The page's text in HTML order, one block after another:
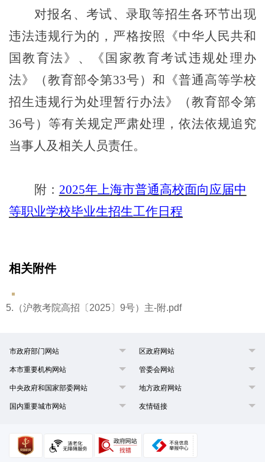
对报名、考试、录取等招生各环节出现
违法违规行为的，严格按照《中华人民共和
国教育法》、《国家教育考试违规处理办
法》（教育部令第33号）和《普通高等学校
招生违规行为处理暂行办法》（教育部令第
36号）等有关规定严肃处理，依法依规追究
当事人及相关人员责任。
附： 2025年上海市普通高校面向应届中
等职业学校毕业生招生工作日程
相关附件
5.（沪教考院高招〔2025〕9号）主-附.pdf
市政府部门网站 区政府网站
本市重要机构网站 管委会网站
中央政府和国家部委网站 地方政府网站
国内重要城市网站 友情链接